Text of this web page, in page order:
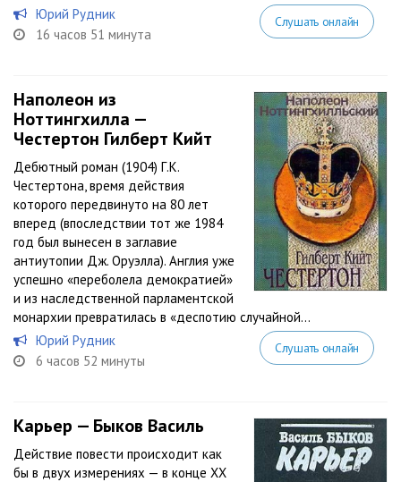
Юрий Рудник
16 часов 51 минута
Слушать онлайн
Наполеон из
Ноттингхилла —
Честертон Гилберт Кийт
Дебютный роман (1904) Г.К.
Честертона, время действия
которого передвинуто на 80 лет
вперед (впоследствии тот же 1984
год был вынесен в заглавие
антиутопии Дж. Оруэлла). Англия уже
успешно «переболела демократией»
и из наследственной парламентской
монархии превратилась в «деспотию случайной...
Юрий Рудник
6 часов 52 минуты
Слушать онлайн
Карьер — Быков Василь
Действие повести происходит как
бы в двух измерениях — в конце XX